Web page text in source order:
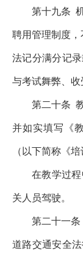
第十九条
聘用管理制度
法记分满分记
与考试舞弊、收
第二十条
并如实填写《
（以下简称《
在教学过
关人员驾驶。
第二十一条
道路交通安全